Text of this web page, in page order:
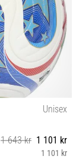
Unisex
1 643 kr 1 101 kr
1 101 kr